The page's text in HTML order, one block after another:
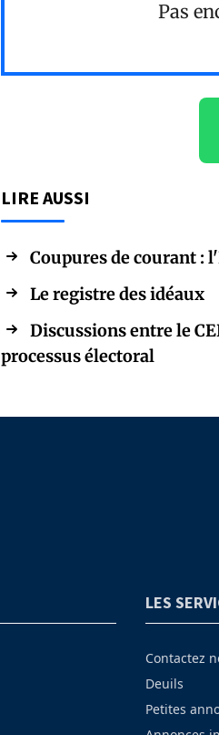
Pas
LIRE AUSSI
Coupures de courant :
Le registre des idéaux
Discussions entre le
processus électoral
LES
Contactez
Deuils
Petites